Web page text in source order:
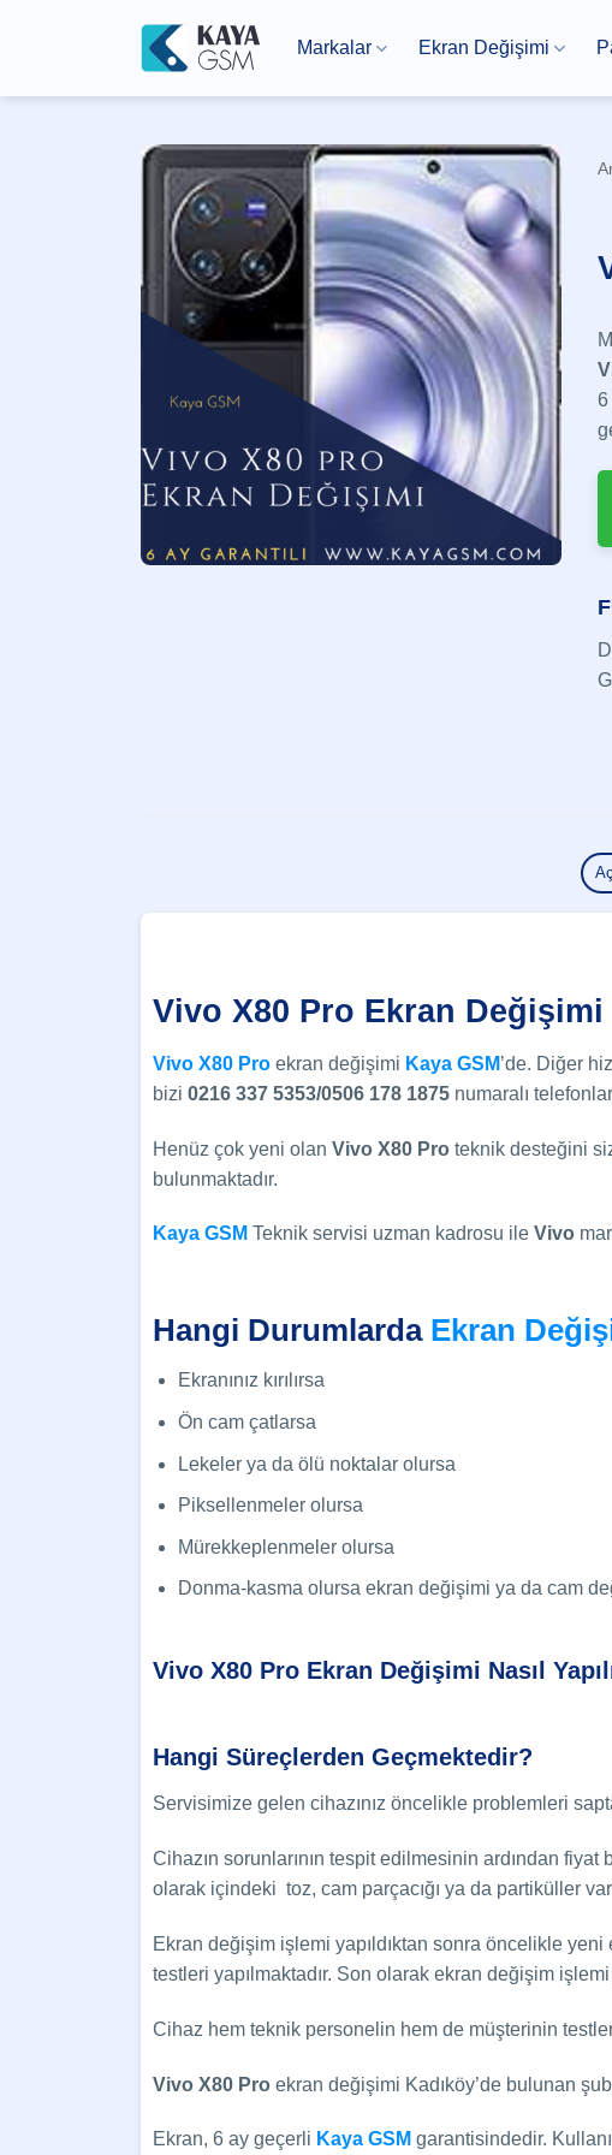
Markalar Ekran Değişimi
6
Vivo X80 Pro Ekran Değişimi
Vivo X80 Pro ekran değişimi Kaya GSM’de. Diğer
bizi 0216 337 5353/0506 178 1875 numaralı
Henüz çok yeni olan Vivo X80 Pro teknik desteğini
bulunmaktadır.
Kaya GSM Teknik servisi uzman kadrosu ile Vivo
Hangi Durumlarda Ekran
Ekranınız kırılırsa
Ön cam çatlarsa
Lekeler ya da ölü noktalar olursa
Piksellenmeler olursa
Mürekkeplenmeler olursa
Donma-kasma olursa ekran değişimi ya da cam
Vivo X80 Pro Ekran Değişimi Nasıl
Hangi Süreçlerden Geçmektedir?
Servisimize gelen cihazınız öncelikle problemleri
Cihazın sorunlarının tespit edilmesinin ardından
olarak içindeki toz, cam parçacığı ya da partiküller
Ekran değişim işlemi yapıldıktan sonra öncelikle
testleri yapılmaktadır. Son olarak ekran değişim
Cihaz hem teknik personelin hem de müşterinin
Vivo X80 Pro ekran değişimi Kadıköy’de bulunan
Ekran, 6 ay geçerli Kaya GSM garantisindedir.